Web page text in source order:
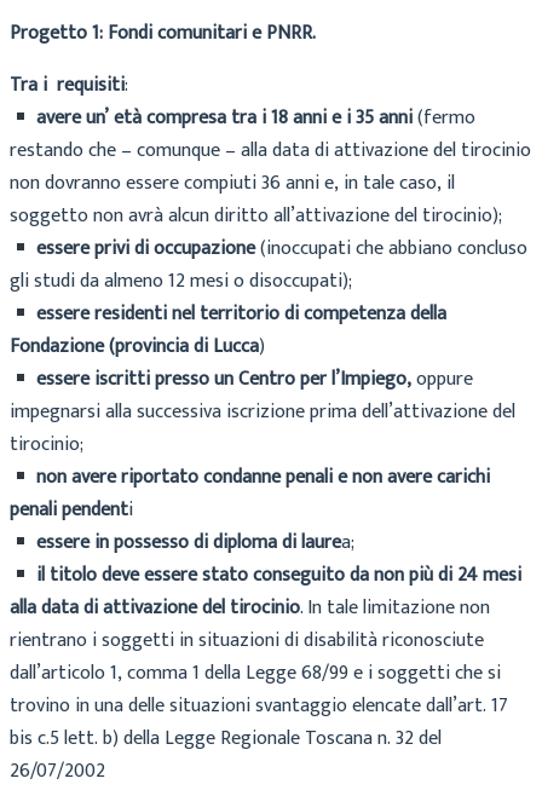
Progetto1:Fondi comunitari e PNRR.
Tra i requisiti:
avereun’etàcompresatrai18anniei35anni(fermo
restandoche–comunque–alladatadiattivazionedeltirocinio
nondovrannoesserecompiuti36annie,intalecaso,il
soggettonon avràalcun dirittoall’attivazione del tirocinio);
essere privi di occupazione(inoccupati che abbiano concluso
gli studi da almeno 12 mesi odisoccupati);
essereresidentinelterritoriodicompetenzadella
Fondazione(provinciadiLucca)
essereiscrittipressounCentroperl’Impiego,oppure
impegnarsiallasuccessivaiscrizione primadell’attivazione del
tirocinio;
nonavereriportatocondannepenalienonaverecarichi
penalipendenti
essereinpossessodidiplomadilaurea;
iltitolodeveesserestatoconseguitodanonpiùdi24mesi
alladatadiattivazionedeltirocinio. Intalelimitazionenon
rientrano isoggettiinsituazionididisabilitàriconosciute
dall’articolo1,comma1dellaLegge68/99eisoggettichesi
trovino inunadellesituazionisvantaggioelencatedall’art.17
bisc.5lett.b)dellaLeggeRegionaleToscanan.32del
26/07/2002